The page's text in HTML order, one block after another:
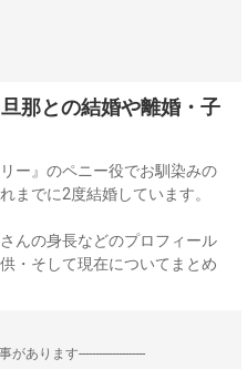
那との結婚や離婚・子
ー』のペニー役でお馴染みの
までに2度結婚しています。
んの身長などのプロフィール
・そして現在についてまとめ
があります--------------------